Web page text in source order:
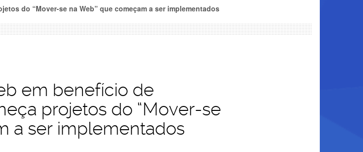
do “Mover-se na Web” que começam a ser implementados
em benefício de
projetos do “Mover-se
a ser implementados